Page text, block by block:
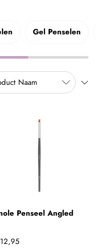
gebruikt worden in de
van het penseel te
Gel Penselen
Penseel Angled